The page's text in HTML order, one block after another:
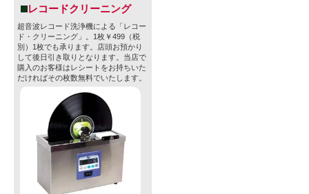
レコードクリーニング
超音波レコード洗浄機による「レコー
ド・クリーニング」。1枚￥499（税
別）1枚でも承ります。店頭お預かり
して後日引き取りとなります。当店で
購入のお客様はレシートをお持ちいた
だければその枚数無料でいたします。